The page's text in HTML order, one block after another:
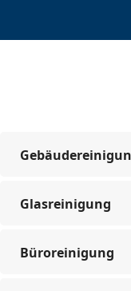
Glasreinigung
Büroreinigung